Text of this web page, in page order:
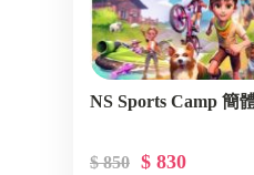
NS Sports Camp 簡
$ 850 $ 830